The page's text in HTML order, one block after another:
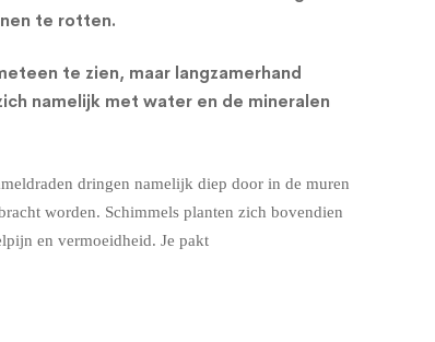
te rotten.
te zien, maar langzamerhand
namelijk met water en de mineralen
dringen namelijk diep door in de muren
worden. Schimmels planten zich bovendien
en vermoeidheid. Je pakt